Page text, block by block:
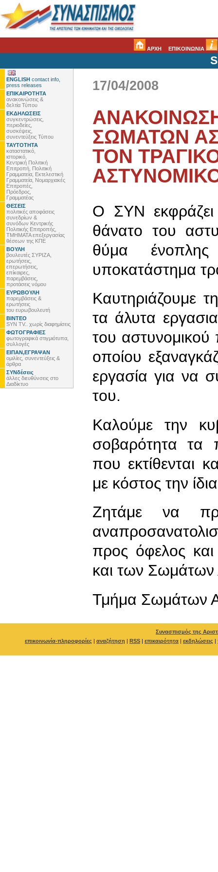
ΑΡΧΗ ΕΠΙΚΟΙΝΩΝΙΑ
ENGLISH contact info,
press releases
ΕΠΙΚΑΙΡΟΤΗΤΑ
ανακοινώσεις &
δελτία Τύπου
ΕΚΔΗΛΩΣΕΙΣ
συγκεντρώσεις,
περιοδείες,
συσκέψεις,
συνεντεύξεις Τύπου
ΤΑΥΤΟΤΗΤΑ
καταστατικό,
ιστορικό,
Κεντρική Πολιτική
Επιτροπή, Πολιτική
Γραμματεία, Εκτελεστική
Γραμματεία, Νομαρχιακές
Επιτροπές,
Πρόεδρος,
Γραμματέας
ΘΕΣΕΙΣ
πολιτικές αποφάσεις
συνεδρίων &
συνόδων Κεντρικής
Πολιτικής Επιτροπής,
ΤΜΗΜΑΤΑ επεξεργασίας
θέσεων της ΚΠΕ
ΒΟΥΛΗ
βουλευτές ΣΥΡΙΖΑ,
ερωτήσεις,
επερωτήσεις,
επίκαιρες,
παρεμβάσεις,
προτάσεις νόμου
ΕΥΡΩΒΟΥΛΗ
παρεμβάσεις &
ερωτήσεις
του ευρωβουλευτή
ΒΙΝΤΕΟ
SYN TV.. χωρίς διαφημίσεις
ΦΩΤΟΓΡΑΦΙΕΣ
φωτογραφικά στιγμιότυπα,
συλλογές
ΕΙΠΑΝ,ΕΓΡΑΨΑΝ
ομιλίες, συνεντεύξεις &
άρθρα
ΣΥΝδέσεις
άλλες διευθύνσεις στο
Διαδίκτυο
17/04/2008
ΣΩΜΑΤΩΝ
ΤΟΝ
O ΣΥΝ
θάνατο του
θύμα
υποκατάστημα
Καυτηριάζουμε
τα άλυτα
του
οποίου
εργασία για να
του.
Καλούμε την
σοβαρότητα τα
που εκτίθενται
με κόστος την
Ζητάμε να
προς όφελος
και των Σωμάτων
Τμήμα Σωμάτων
Συνασπισμός της
επικοινωνία-πληροφορίες | αναζήτηση | RSS | επικαιρότητα | εκδηλώσεις |